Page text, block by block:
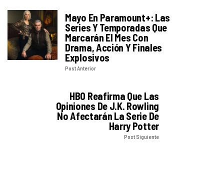
Mayo En Paramount+: Las
Series Y Temporadas Que
Marcarán El Mes Con
Drama, Acción Y Finales
Explosivos
Post Anterior
HBO Reafirma Que Las
Opiniones De J.K. Rowling
No Afectarán La Serie De
Harry Potter
Post Siguiente